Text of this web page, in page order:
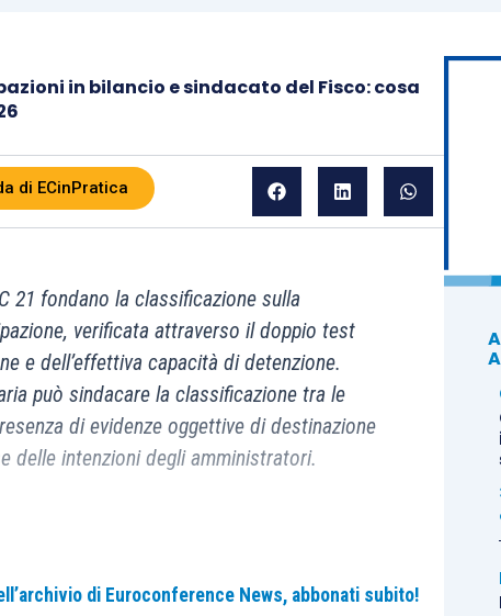
in bilancio e sindacato del Fisco: cosa
di ECinPratica
21 fondano la classificazione sulla
verificata attraverso il doppio test
e dell’effettiva capacità di detenzione.
può sindacare la classificazione tra le
di evidenze oggettive di destinazione
delle intenzioni degli amministratori.
, c.c.
di Euroconference News, abbonati subito!